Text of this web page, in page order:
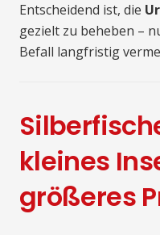
Entscheidend ist, die
gezielt zu beheben –
Befall langfristig
kleines
größeres